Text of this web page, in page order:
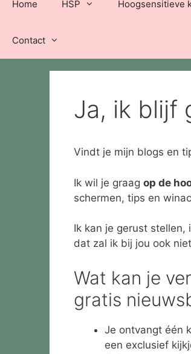
Home HSP Hoogsensitieve
Contact
Ja, ik blijf
Vindt je mijn blogs en
Ik wil je graag op de
schermen, tips en
Ik kan je gerust stellen,
dat zal ik bij jou ook
Wat kan je
gratis
Je ontvangt één
een exclusief